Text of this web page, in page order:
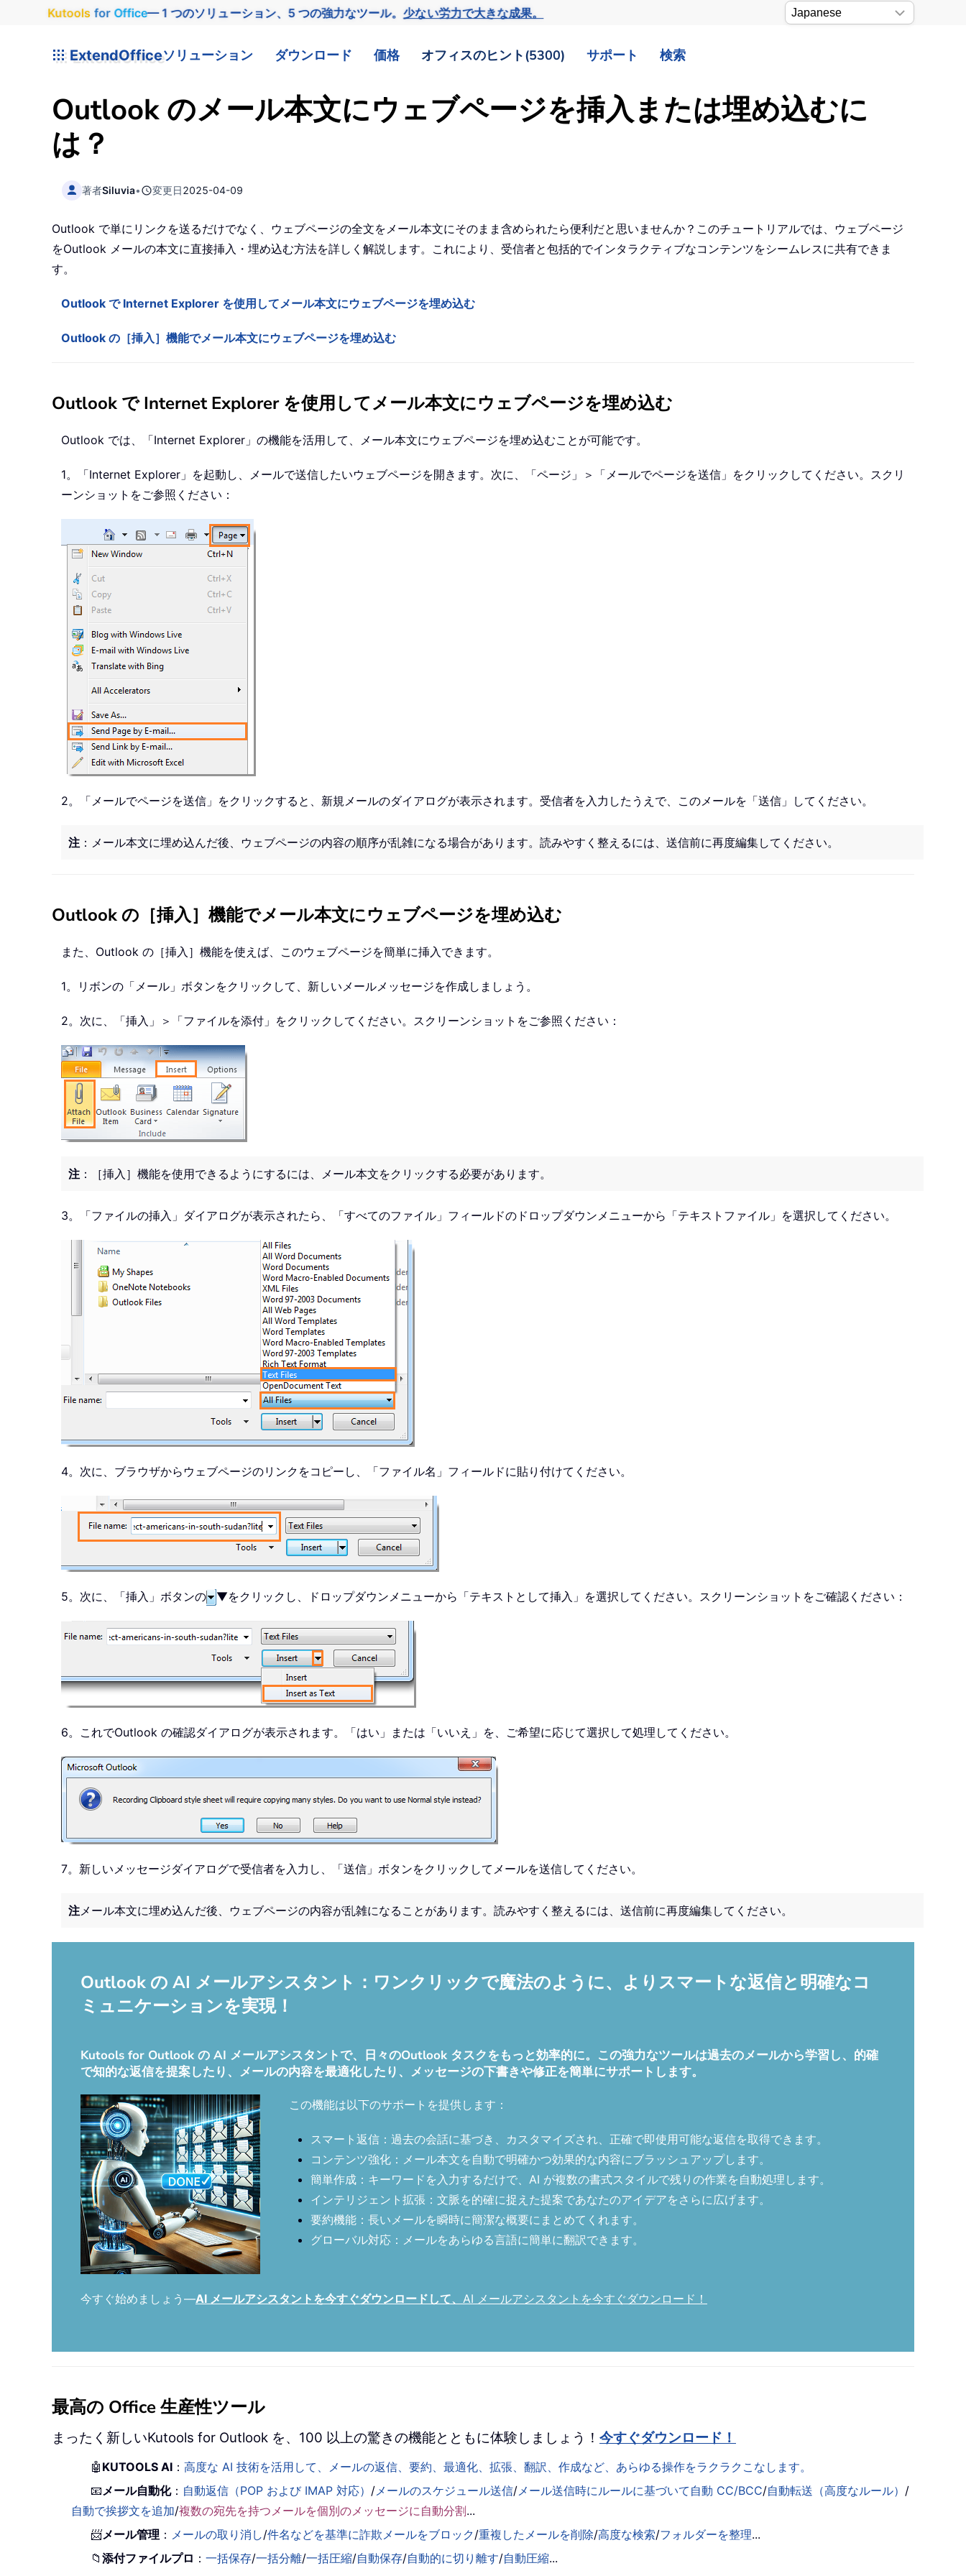
Kutools for Office— 1 つのソリューション、5 つの強力なツール。少ない労力で大きな成果。
ExtendOfficeソリューション ダウンロード 価格 オフィスのヒント(5300) サポート 検索
Outlook のメール本文にウェブページを挿入または埋め込むに
は？
著者Siluvia• 変更日2025-04-09
Outlook で単にリンクを送るだけでなく、ウェブページの全文をメール本文にそのまま含められたら便利だと思いませんか？このチュートリアルでは、ウェブページ
をOutlook メールの本文に直接挿入・埋め込む方法を詳しく解説します。これにより、受信者と包括的でインタラクティブなコンテンツをシームレスに共有できま
す。
Outlook で Internet Explorer を使用してメール本文にウェブページを埋め込む
Outlook の［挿入］機能でメール本文にウェブページを埋め込む
Outlook で Internet Explorer を使用してメール本文にウェブページを埋め込む
Outlook では、「Internet Explorer」の機能を活用して、メール本文にウェブページを埋め込むことが可能です。
1。「Internet Explorer」を起動し、メールで送信したいウェブページを開きます。次に、「ページ」＞「メールでページを送信」をクリックしてください。スクリ
ーンショットをご参照ください：
2。「メールでページを送信」をクリックすると、新規メールのダイアログが表示されます。受信者を入力したうえで、このメールを「送信」してください。
注 ：メール本文に埋め込んだ後、ウェブページの内容の順序が乱雑になる場合があります。読みやすく整えるには、送信前に再度編集してください。
Outlook の［挿入］機能でメール本文にウェブページを埋め込む
また、Outlook の［挿入］機能を使えば、このウェブページを簡単に挿入できます。
1。リボンの「メール」ボタンをクリックして、新しいメールメッセージを作成しましょう。
2。次に、「挿入」＞「ファイルを添付」をクリックしてください。スクリーンショットをご参照ください：
注 ：［挿入］機能を使用できるようにするには、メール本文をクリックする必要があります。
3。「ファイルの挿入」ダイアログが表示されたら、「すべてのファイル」フィールドのドロップダウンメニューから「テキストファイル」を選択してください。
4。次に、ブラウザからウェブページのリンクをコピーし、「ファイル名」フィールドに貼り付けてください。
5。次に、「挿入」ボタンの ▼をクリックし、ドロップダウンメニューから「テキストとして挿入」を選択してください。スクリーンショットをご確認ください：
6。これでOutlook の確認ダイアログが表示されます。「はい」または「いいえ」を、ご希望に応じて選択して処理してください。
7。新しいメッセージダイアログで受信者を入力し、「送信」ボタンをクリックしてメールを送信してください。
注メール本文に埋め込んだ後、ウェブページの内容が乱雑になることがあります。読みやすく整えるには、送信前に再度編集してください。
Outlook の AI メールアシスタント：ワンクリックで魔法のように、よりスマートな返信と明確なコ
ミュニケーションを実現！
Kutools for Outlook の AI メールアシスタントで、日々のOutlook タスクをもっと効率的に。この強力なツールは過去のメールから学習し、的確
で知的な返信を提案したり、メールの内容を最適化したり、メッセージの下書きや修正を簡単にサポートします。
この機能は以下のサポートを提供します：
スマート返信：過去の会話に基づき、カスタマイズされ、正確で即使用可能な返信を取得できます。
コンテンツ強化：メール本文を自動で明確かつ効果的な内容にブラッシュアップします。
簡単作成：キーワードを入力するだけで、AI が複数の書式スタイルで残りの作業を自動処理します。
インテリジェント拡張：文脈を的確に捉えた提案であなたのアイデアをさらに広げます。
要約機能：長いメールを瞬時に簡潔な概要にまとめてくれます。
グローバル対応：メールをあらゆる言語に簡単に翻訳できます。
今すぐ始めましょう—AI メールアシスタントを今すぐダウンロードして、 AI メールアシスタントを今すぐダウンロード！
最高の Office 生産性ツール
まったく新しいKutools for Outlook を、100 以上の驚きの機能とともに体験しましょう！ 今すぐダウンロード！
🤖 KUTOOLS AI ：高度な AI 技術を活用して、メールの返信、要約、最適化、拡張、翻訳、作成など、あらゆる操作をラクラクこなします。
📧メール自動化： 自動返信（POP および IMAP 対応） /メールのスケジュール送信/メール送信時にルールに基づいて自動 CC/BCC/自動転送（高度なルール） /
自動で挨拶文を追加/複数の宛先を持つメールを個別のメッセージに自動分割...
📨メール管理 ： メールの取り消し/件名などを基準に詐欺メールをブロック/重複したメールを削除/高度な検索/フォルダーを整理...
📁添付ファイルプロ ：一括保存/一括分離/一括圧縮/自動保存/自動的に切り離す/自動圧縮...